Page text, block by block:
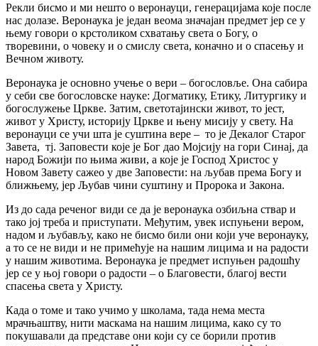
Рекли бисмо и ми нешто о веронауци, генерацијама које после
нас долазе. Веронаука је један веома значајан предмет јер се у
њему говори о крстоликом схватању света о Богу, о
творевини, о човеку и о смислу света, коначно и о спасењу и
Вечном животу.
Веронаука је основно учење о вери – богословље. Она сабира
у себи све богословске науке: Догматику, Етику, Литургику и
богослужење Цркве. Затим, светотајински живот, то јест,
живот у Христу, историју Цркве и њену мисију у свету. На
веронауци се учи шта је суштина вере – то је Декалог Старог
Завета, тј. Заповести које је Бог дао Мојсију на гори Синај, да
народ Божији по њима живи, а које је Господ Христос у
Новом Завету сажео у две Заповести: на љубав према Богу и
ближњему, јер Љубав чини суштину и Пророка и Закона.
Из до сада реченог види се да је веронаука озбиљна ствар и
тако јој треба и приступати. Међутим, увек испуњени вером,
надом и љубављу, како не бисмо били они који уче веронауку,
а то се не види и не примећује на нашим лицима и на радости
у нашим животима. Веронаука је предмет испуњен радошћу
јер се у њој говори о радости – о Благовести, благој вести
спасења света у Христу.
Када о томе и тако учимо у школама, тада нема места
мрачњаштву, нити маскама на нашим лицима, како су то
покушавали да представе они који су се борили против